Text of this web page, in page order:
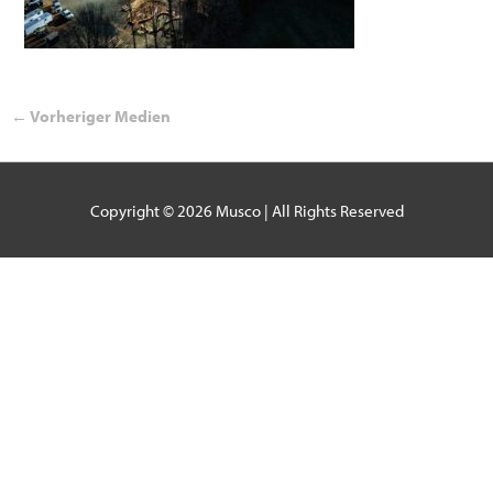
← Vorheriger Medien
Copyright © 2026 Musco| All Rights Reserved